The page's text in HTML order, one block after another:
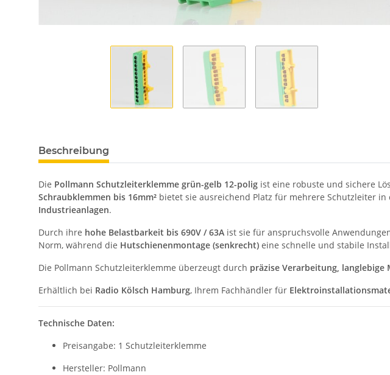
Beschreibung
Die Pollmann Schutzleiterklemme grün-gelb 12-polig ist eine robuste und sichere
Schraubklemmen bis 16mm² bietet sie ausreichend Platz für mehrere Schutzleiter
Industrieanlagen.
Durch ihre hohe Belastbarkeit bis 690V / 63A ist sie für anspruchsvolle
Norm, während die Hutschienenmontage (senkrecht) eine schnelle und stabile
Die Pollmann Schutzleiterklemme überzeugt durch präzise Verarbeitung, langlebige
Erhältlich bei Radio Kölsch Hamburg, Ihrem Fachhändler für
Technische Daten:
Preisangabe: 1 Schutzleiterklemme
Hersteller: Pollmann